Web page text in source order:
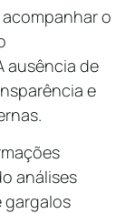
o
ausência de
e
análises
gargalos